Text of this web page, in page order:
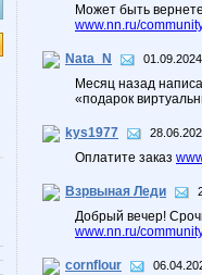
Может быть
www.nn.ru/
Nata_N
Месяц назад
«подарок
kys1977
Оплатите заказ
Взрвыная Леди
Добрый вечер!
www.nn.ru/
cornflour